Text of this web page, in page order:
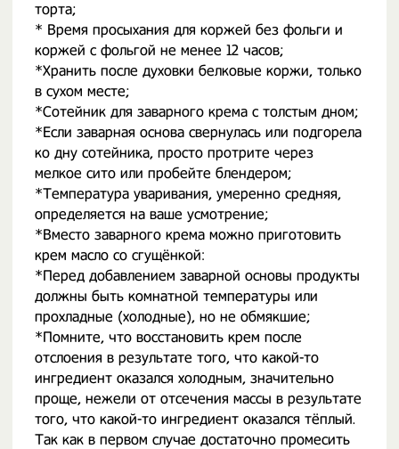
торта;
* Время просыхания для коржей без фольги и
коржей с фольгой не менее 12 часов;
*Хранить после духовки белковые коржи, только
в сухом месте;
*Сотейник для заварного крема с толстым дном;
*Если заварная основа свернулась или подгорела
ко дну сотейника, просто протрите через
мелкое сито или пробейте блендером;
*Температура уваривания, умеренно средняя,
определяется на ваше усмотрение;
*Вместо заварного крема можно приготовить
крем масло со сгущёнкой:
*Перед добавлением заварной основы продукты
должны быть комнатной температуры или
прохладные (холодные), но не обмякшие;
*Помните, что восстановить крем после
отслоения в результате того, что какой-то
ингредиент оказался холодным, значительно
проще, нежели от отсечения массы в результате
того, что какой-то ингредиент оказался тёплый.
Так как в первом случае достаточно промесить